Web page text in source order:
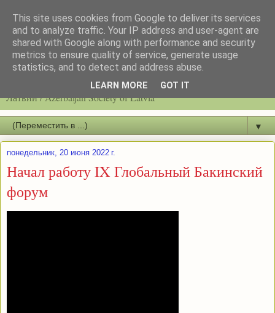
Latvijas azerbaidžāņu biedrību / Общество азербайджанцев
Латвии / Azerbaijan Society of Latvia
▼
понедельник, 20 июня 2022 г.
Начал работу IX Глобальный Бакинский
форум
This site uses cookies from Google to deliver its services
and to analyze traffic. Your IP address and user-agent are
shared with Google along with performance and security
metrics to ensure quality of service, generate usage
statistics, and to detect and address abuse.
LEARN MORE GOT IT